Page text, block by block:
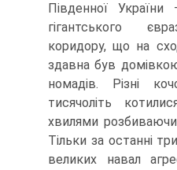
Південної
гігантського
коридору, що на
здавна був
номадів. Різні
тисячоліть
хвилями
Тільки за останні
великих навал